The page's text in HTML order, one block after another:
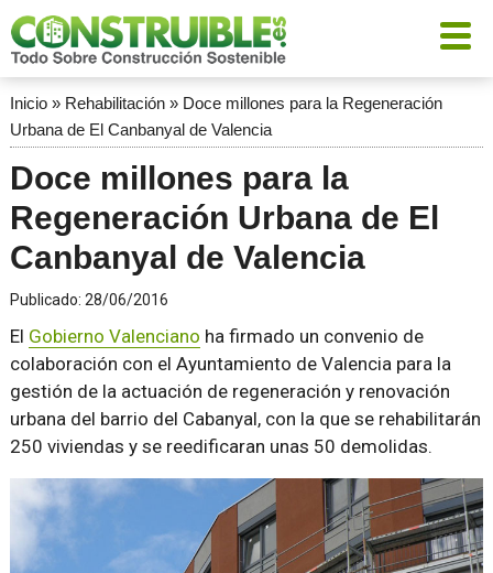
Inicio» Rehabilitación» Doce millones para la Regeneración
Urbana de El Canbanyal de Valencia
Doce millones para la
Regeneración Urbana de El
Canbanyal de Valencia
Publicado: 28/06/2016
El Gobierno Valenciano ha firmado un convenio de
colaboración con el Ayuntamiento de Valencia para la
gestión de la actuación de regeneración y renovación
urbana del barrio del Cabanyal, con la que se rehabilitarán
250 viviendas y se reedificaran unas 50 demolidas.